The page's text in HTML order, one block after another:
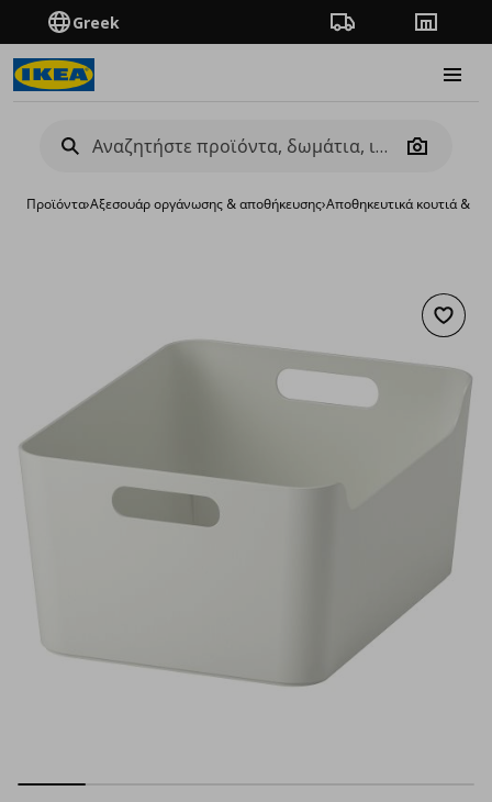
Greek Πορεία παραγγελίας
Camera
Προϊόντα›Aξεσουάρ οργάνωσης & αποθήκευσης›Αποθηκευτικά κουτιά &